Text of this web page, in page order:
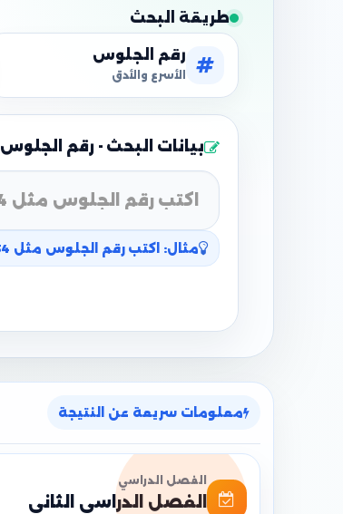
طريقة البحث
رقم الجلوس
الأسرع والأدق
بيانات البحث - رقم الجلوس
مثال: اكتب رقم الجلوس مثل 2434
معلومات سريعة عن النتيجة
الفصل الدراسي
الفصل الدراسي الثاني